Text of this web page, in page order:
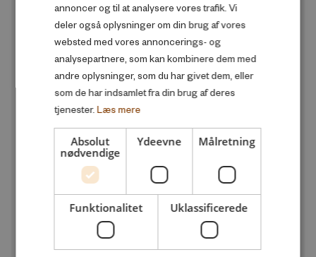
Skole og uddannelse
Sundhed og trivsel
UDGIVELSESÅR
Alle
2026
2024
annoncer og til at analysere vores trafik. Vi
deler også oplysninger om din brug af vores
websted med vores annoncerings- og
analysepartnere, som kan kombinere dem med
andre oplysninger, som du har givet dem, eller
som de har indsamlet fra din brug af deres
tjenester. Læs mere
Absolut
nødvendige
Ydeevne Målretning
Funktionalitet Uklassificerede